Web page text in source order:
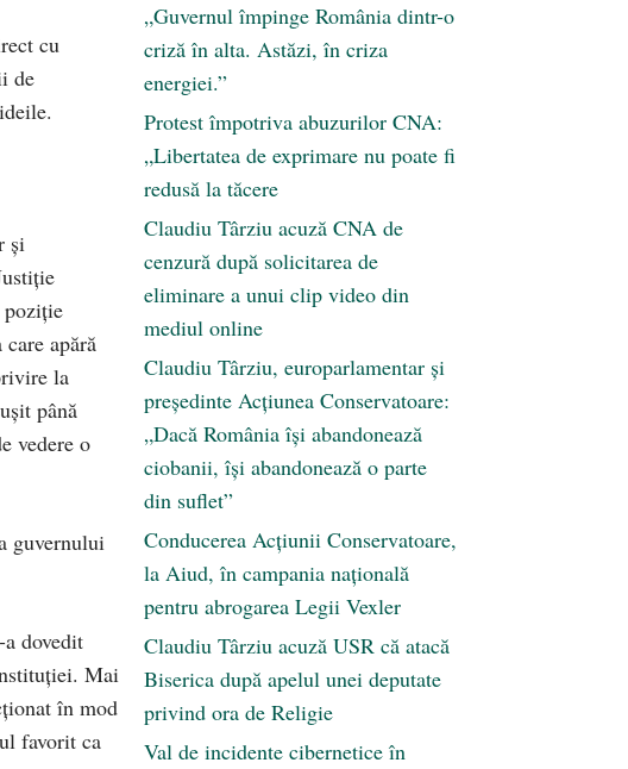
cu
de
și
apără
la
până
vedere o
guvernului
dovedit
Mai
în mod
favorit ca
„Guvernul împinge România dintr-o
criză în alta. Astăzi, în criza
energiei.”
Protest împotriva abuzurilor CNA:
„Libertatea de exprimare nu poate fi
redusă la tăcere
Claudiu Târziu acuză CNA de
cenzură după solicitarea de
eliminare a unui clip video din
mediul online
Claudiu Târziu, europarlamentar și
președinte Acțiunea Conservatoare:
„Dacă România își abandonează
ciobanii, își abandonează o parte
din suflet”
Conducerea Acțiunii Conservatoare,
la Aiud, în campania națională
pentru abrogarea Legii Vexler
Claudiu Târziu acuză USR că atacă
Biserica după apelul unei deputate
privind ora de Religie
Val de incidente cibernetice în